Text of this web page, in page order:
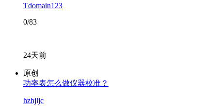
Tdomain123
0/83
24天前
原创
功率表怎么做仪器校准？
hzhjljc